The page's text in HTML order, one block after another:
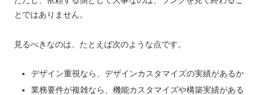
とではありません。
見るべきなのは、たとえば次のような点です。
デザイン重視なら、デザインカスタマイズの実績があるか
業務要件が複雑なら、機能カスタマイズや構築実績がある